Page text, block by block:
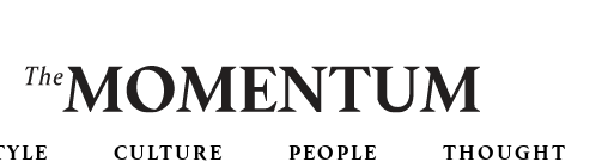
CULTURE PEOPLE THOUGHT